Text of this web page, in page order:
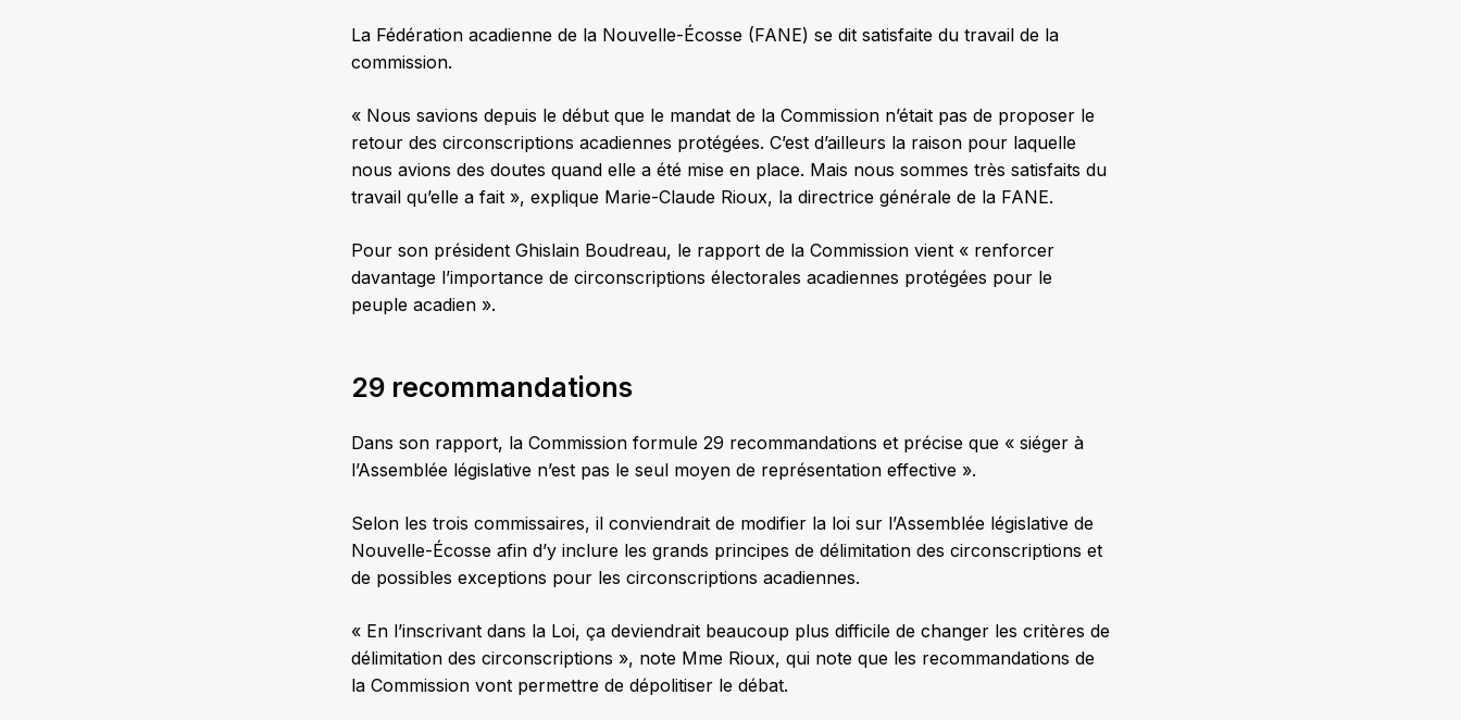
La Fédération acadienne de la Nouvelle-Écosse (FANE) se dit satisfaite du travail de la
commission.
« Nous savions depuis le début que le mandat de la Commission n’était pas de proposer le
retour des circonscriptions acadiennes protégées. C’est d’ailleurs la raison pour laquelle
nous avions des doutes quand elle a été mise en place. Mais nous sommes très satisfaits du
travail qu’elle a fait », explique Marie-Claude Rioux, la directrice générale de la FANE.
Pour son président Ghislain Boudreau, le rapport de la Commission vient « renforcer
davantage l’importance de circonscriptions électorales acadiennes protégées pour le
peuple acadien ».
29 recommandations
Dans son rapport, la Commission formule 29 recommandations et précise que « siéger à
l’Assemblée législative n’est pas le seul moyen de représentation effective ».
Selon les trois commissaires, il conviendrait de modifier la loi sur l’Assemblée législative de
Nouvelle-Écosse afin d’y inclure les grands principes de délimitation des circonscriptions et
de possibles exceptions pour les circonscriptions acadiennes.
« En l’inscrivant dans la Loi, ça deviendrait beaucoup plus difficile de changer les critères de
délimitation des circonscriptions », note Mme Rioux, qui note que les recommandations de
la Commission vont permettre de dépolitiser le débat.